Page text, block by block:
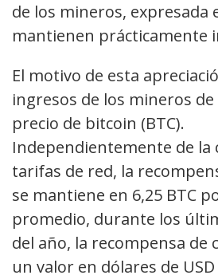
de los mineros, expresada
mantienen prácticamente
El motivo de esta
ingresos de los mineros de
precio de bitcoin (BTC).
Independientemente de la
tarifas de red, la
se mantiene en 6,25 BTC
promedio, durante los
del año, la recompensa de
un valor en dólares de